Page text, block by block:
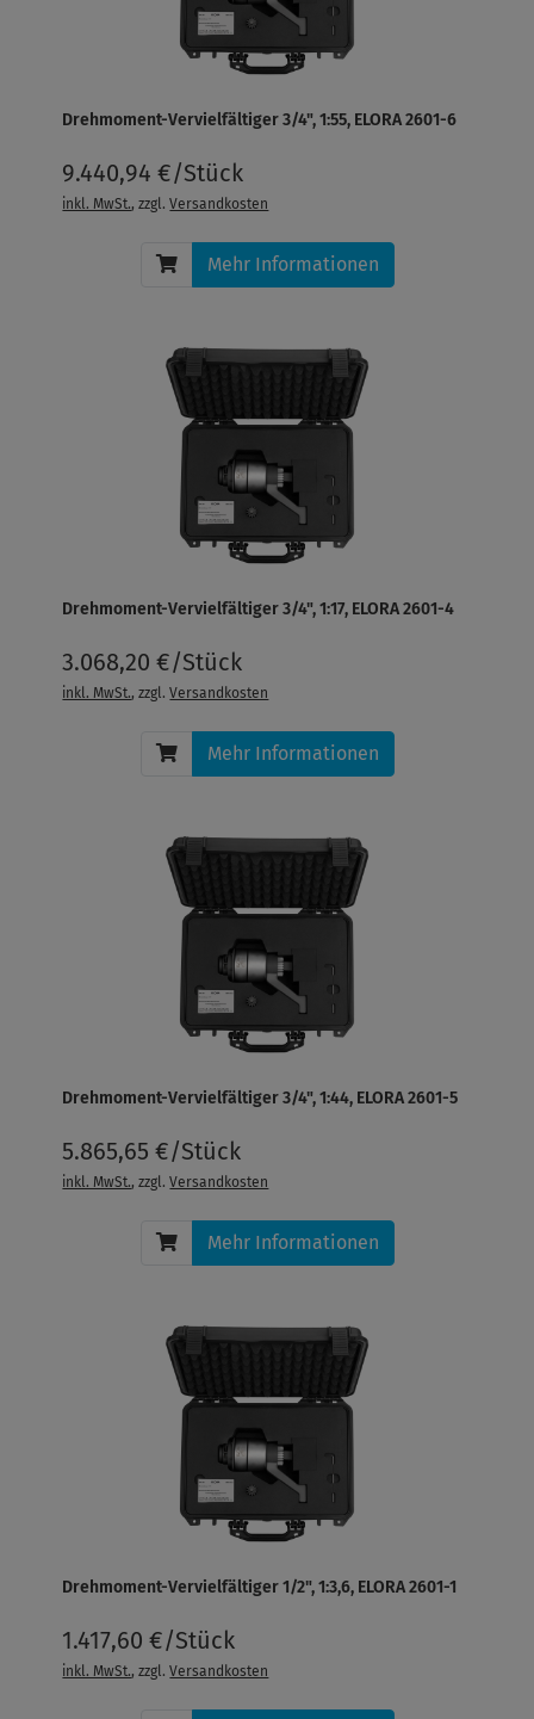
Drehmoment-Vervielfältiger 3/4", 1:55, ELORA 2601-6
9.440,94 €/Stück
inkl. MwSt., zzgl.Versandkosten
Mehr Informationen
Drehmoment-Vervielfältiger 3/4", 1:17, ELORA 2601-4
3.068,20 €/Stück
inkl. MwSt., zzgl.Versandkosten
Mehr Informationen
Drehmoment-Vervielfältiger 3/4", 1:44, ELORA 2601-5
5.865,65 €/Stück
inkl. MwSt., zzgl.Versandkosten
Mehr Informationen
Drehmoment-Vervielfältiger 1/2", 1:3,6, ELORA 2601-1
1.417,60 €/Stück
inkl. MwSt., zzgl.Versandkosten